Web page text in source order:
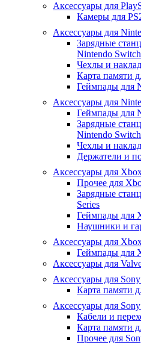
Аксессуары для
Камеры для
Аксессуары для
Зарядные
Nintendo
Чехлы и
Карта памяти
Геймпады для
Аксессуары для
Геймпады для
Зарядные
Nintendo Switch
Чехлы и
Держатели и
Аксессуары для
Прочее для
Зарядные
Series
Геймпады для
Наушники и
Аксессуары для
Геймпады для
Аксессуары для
Аксессуары для
Карта памяти
Аксессуары для
Кабели и
Карта памяти
Прочее для